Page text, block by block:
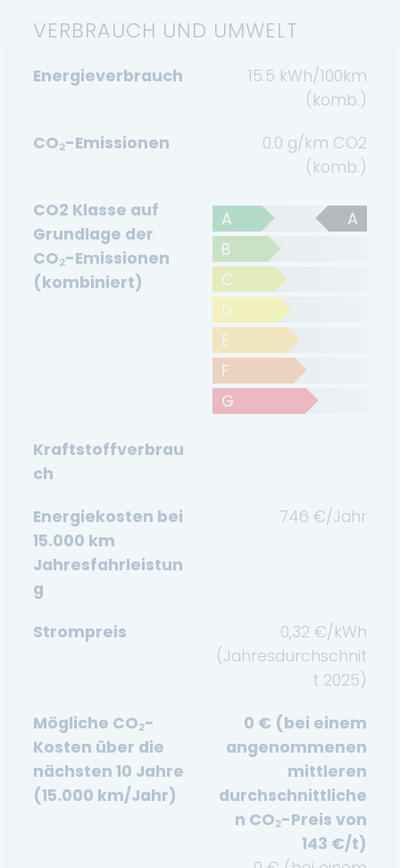
VERBRAUCH UND UMWELT
Energieverbrauch
15.5 kWh/100km
(komb.)
CO₂-Emissionen
0.0 g/km CO2
(komb.)
CO2 Klasse auf
Grundlage der
CO₂-Emissionen
(kombiniert)
A
A
B
C
D
E
F
G
Kraftstoffverbrau
ch
Energiekosten bei
15.000 km
Jahresfahrleistun
g
746 €/Jahr
Strompreis 0,32 €/kWh
(Jahresdurchschnit
t 2025)
Mögliche CO₂-
Kosten über die
nächsten 10 Jahre
(15.000 km/Jahr)
0 € (bei einem
angenommenen
mittleren
durchschnittliche
n CO₂-Preis von
143 €/t)